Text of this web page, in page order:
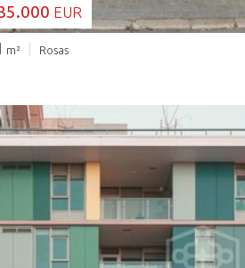
EUR
m² Rosas